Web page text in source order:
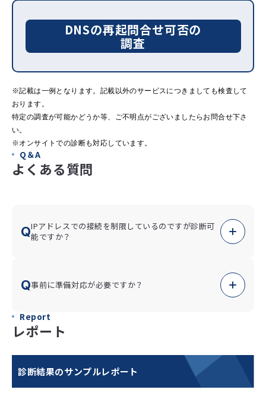
DNSの再起問合せ可否の
調査
※記載は一例となります。記載以外のサービスにつきましても検査して
おります。
特定の調査が可能かどうか等、ご不明点がございましたらお問合せ下さ
い。
※オンサイトでの診断も対応しています。
Q＆A
よくある質問
QIPアドレスでの接続を制限しているのですが診断可
能ですか？
A IPアドレスではなくFQDNを対象に検査することも可能で
す。診断対象となるFQDNをご提示ください。
Q事前に準備対応が必要ですか？
診断リクエスト送信により、セキュリティ機器のアラート
共有いただき、診断元IPアドレスからのリクエストをアラ
ート条件から除外するなど、ご対応をお願いいたします。
Report
レポート
診断結果のサンプルレポート